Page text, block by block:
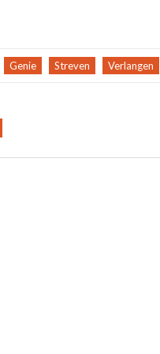
Genie Streven Verlangen